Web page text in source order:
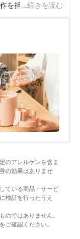
を担当。「言葉
…続きを読む
のアレルゲンを含ま
の効果はありませ
ている商品・サービ
検証を行ったうえ
のではありません。
ご確認ください。